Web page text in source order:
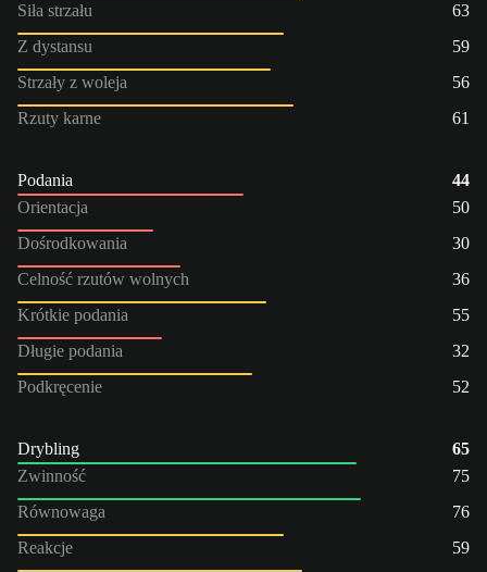
Siła strzału
63
Z dystansu
59
Strzały z woleja
56
Rzuty karne
61
Podania
44
Orientacja
50
Dośrodkowania
30
Celność rzutów wolnych
36
Krótkie podania
55
Długie podania
32
Podkręcenie
52
Drybling
65
Zwinność
75
Równowaga
76
Reakcje
59